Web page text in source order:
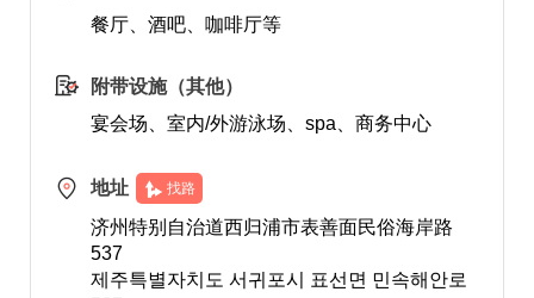
餐厅、酒吧、咖啡厅等
附带设施（其他）
宴会场、室内/外游泳场、spa、商务中心
地址 找路
济州特别自治道西归浦市表善面民俗海岸路
537
제주특별자치도 서귀포시 표선면 민속해안로